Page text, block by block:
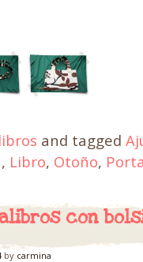
and tagged
, Libro, Otoño,
con
by carmina